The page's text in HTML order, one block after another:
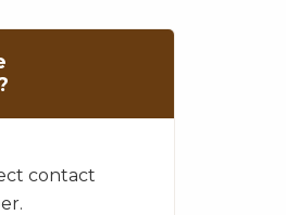
contact